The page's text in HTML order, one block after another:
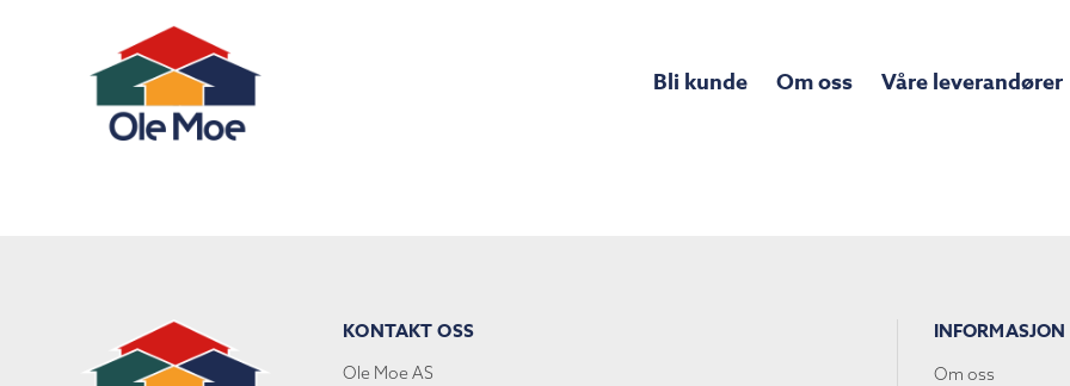
Bli kunde Om oss Våre leverandører
KONTAKT OSS
Ole Moe AS
INFORMASJON
Om oss